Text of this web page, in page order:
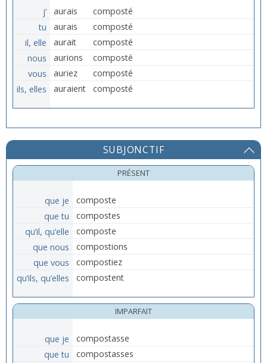
j’ aurais
composté
tu
aurais
composté
il, elle
aurait
composté
nous
aurions
composté
vous
auriez
composté
ils, elles
auraient composté
SUBJONCTIF
PRÉSENT
que je
composte
que tu
compostes
qu’il, qu’elle
composte
que nous
compostions
que vous
compostiez
qu’ils, qu’elles
compostent
IMPARFAIT
que je
compostasse
que tu
compostasses